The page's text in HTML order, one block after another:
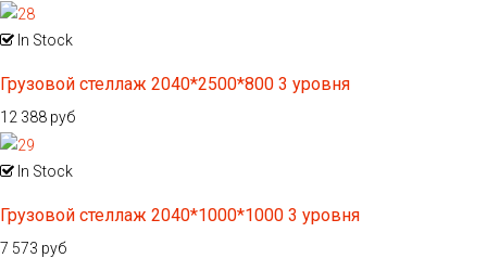
In Stock
Грузовой стеллаж 2040*2500*800 3 уровня
12 388 руб
In Stock
Грузовой стеллаж 2040*1000*1000 3 уровня
7 573 руб